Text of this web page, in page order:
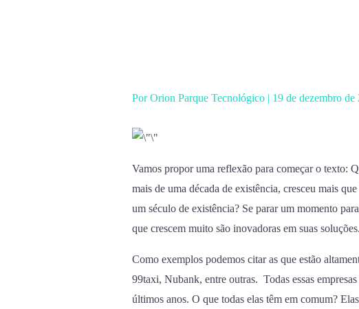
PorOrion Parque Tecnológico | 19 de dezembro de
Vamos propor uma reflexão para começar o texto:
mais de uma década de existência, cresceu mais
um século de existência? Se parar um momento
que crescem muito são inovadoras em suas soluções.
Como exemplos podemos citar as que estão
99taxi, Nubank, entre outras. Todas essas
últimos anos. O que todas elas têm em comum?